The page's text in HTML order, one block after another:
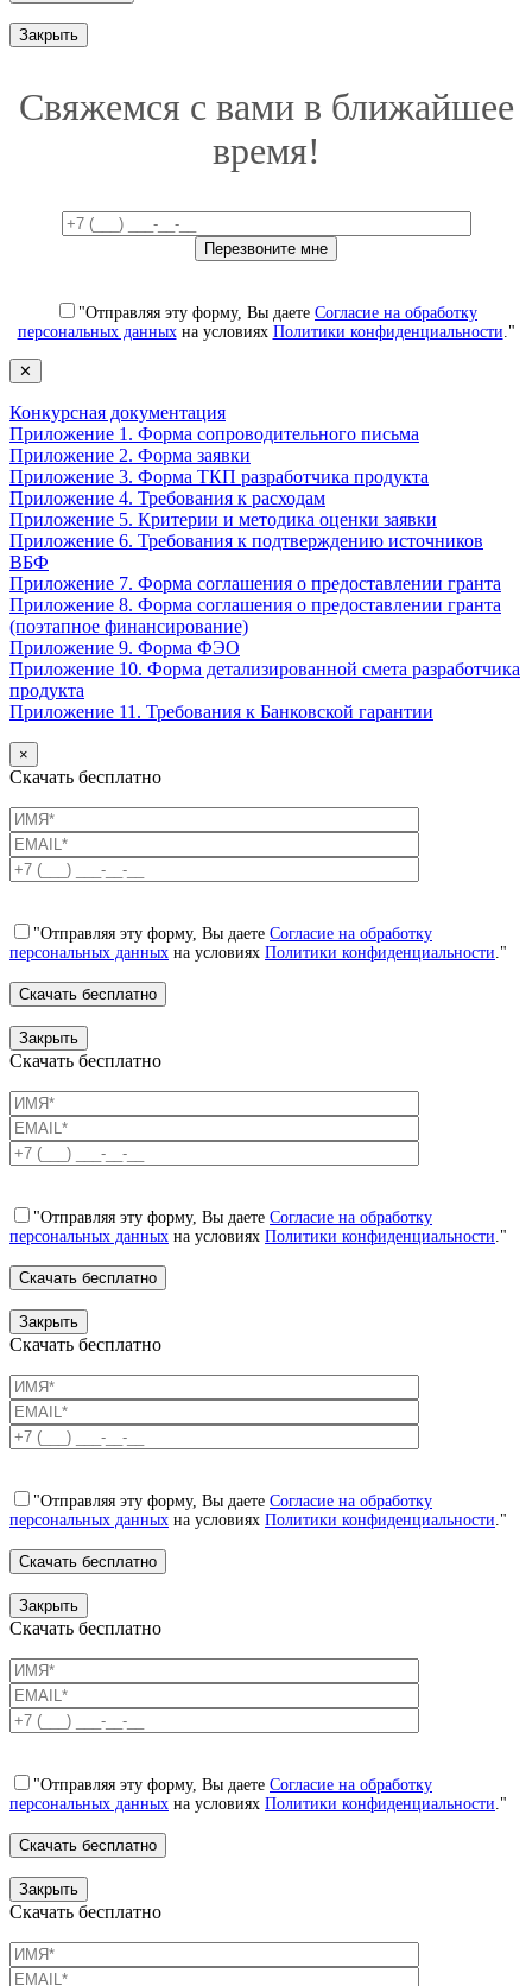
Закрыть
Свяжемся с вами в ближайшее
время!
"Отправляя эту форму, Вы даете Согласие на обработку
персональных данныхна условиях Политики конфиденциальности ."
✕
Конкурсная документация
Приложение 1. Форма сопроводительного письма
Приложение 2. Форма заявки
Приложение 3. Форма ТКП разработчика продукта
Приложение 4. Требования к расходам
Приложение 5. Критерии и методика оценки заявки
Приложение 6. Требования к подтверждению источников
ВБФ
Приложение 7. Форма соглашения о предоставлении гранта
Приложение 8. Форма соглашения о предоставлении гранта
(поэтапное финансирование)
Приложение 9. Форма ФЭО
Приложение 10. Форма детализированной смета разработчика
продукта
Приложение 11. Требования к Банковской гарантии
×
Скачать бесплатно
"Отправляя эту форму, Вы даете Согласие на обработку
персональных данных на условиях Политики конфиденциальности ."
Закрыть
Скачать бесплатно
"Отправляя эту форму, Вы даете Согласие на обработку
персональных данных на условиях Политики конфиденциальности ."
Закрыть
Скачать бесплатно
"Отправляя эту форму, Вы даете Согласие на обработку
персональных данных на условиях Политики конфиденциальности ."
Закрыть
Скачать бесплатно
"Отправляя эту форму, Вы даете Согласие на обработку
персональных данных на условиях Политики конфиденциальности ."
Закрыть
Скачать бесплатно